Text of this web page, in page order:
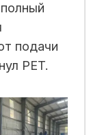
подачи
PET.